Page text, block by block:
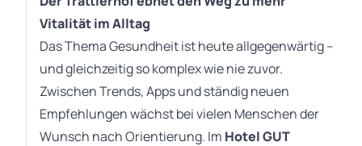
Vitalität im Alltag
Das Thema Gesundheit ist heute allgegenwärtig –
und gleichzeitig so komplex wie nie zuvor.
Zwischen Trends, Apps und ständig neuen
Empfehlungen wächst bei vielen Menschen der
Wunsch nach Orientierung. Im Hotel GUT